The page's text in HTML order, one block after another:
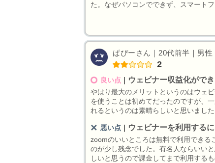
た。なぜパソコンでできず、スマート
ぱぴーさん｜20代前半｜男性
2
良い点 ウェビナー収益化がで
やはり最大のメリットというのはウェ
を使うことは初めてだったのですが、
れるというのは素晴らしいと思いました
悪い点 ウェビナーを利用する
zoomのいいところは無料で利用できる
のが少し残念でした。有名人ならいい
しいと思うので課金してまで利用する